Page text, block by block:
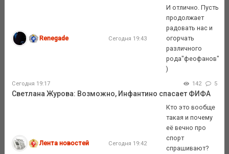
Renegade Сегодня 19:43
И отлично. Пусть
продолжает
радовать нас и
огорчать
различного
рода"феофанов"
)
Сегодня 19:17 142 5
Светлана Журова: Возможно, Инфантино спасает ФИФА
Лента новостей Сегодня 19:42
Кто это вообще
такая и почему
её вечно про
спорт
спрашивают?